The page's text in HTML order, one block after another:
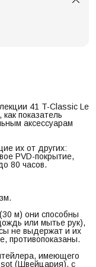
41 T-Classic Le
показатель
аксессуарам
их от других:
PVD-покрытие,
80 часов.
м) они способны
или мытье рук),
не выдержат и их
противопоказаны.
имеющего
(Швейцария), с